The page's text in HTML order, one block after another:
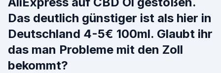
Das deutlich günstiger ist als hier in
Deutschland 4-5€ 100ml. Glaubt ihr
das man Probleme mit den Zoll
bekommt?